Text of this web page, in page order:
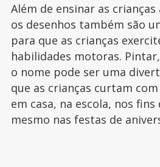
Além de ensinar as
os desenhos também são
para que as crianças
habilidades motoras.
o nome pode ser uma
que as crianças curtam
em casa, na escola, nos fins
mesmo nas festas de